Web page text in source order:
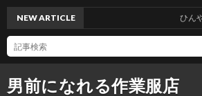
男前になれる作業服店
NEW ARTICLE ひんやり